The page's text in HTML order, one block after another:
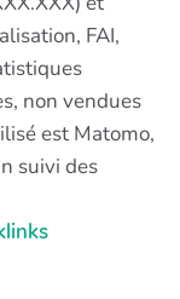
FAI,
non vendues
est Matomo,
suivi des